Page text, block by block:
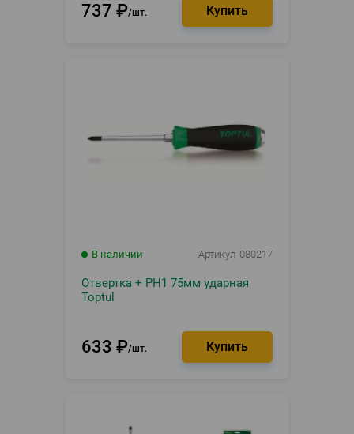
737 ₽ шт.
В наличии Артикул 080217
Отвертка + PH1 75мм ударная
Toptul
633 ₽ шт.